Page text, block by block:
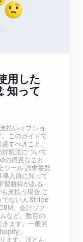
用した
知って
払いオプショ
このガイドで
すべきこと、
処法について
の得意なこと
ツール 請求書発
導入前に知って
習曲線がある
支払う場合 こ
でない人 Stripe
、会計ソフ
など、数百の
ます。一般的
、
ます。ほとん